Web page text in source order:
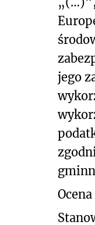
jego